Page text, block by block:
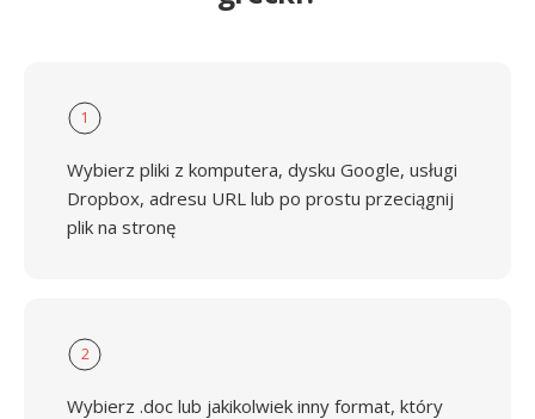
1
Wybierz pliki z komputera, dysku Google, usługi
Dropbox, adresu URL lub po prostu przeciągnij
plik na stronę
2
Wybierz .doc lub jakikolwiek inny format, który